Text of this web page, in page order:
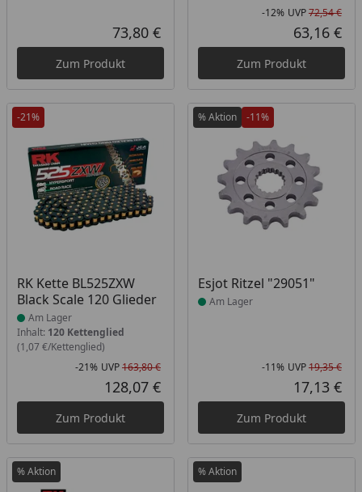
Aktueller Preis
73,80 €
Zum Produkt
-12% UVP72,54 €
63,16 €
Zum Produkt
-21%
RK Kette BL525ZXW
Black Scale 120 Glieder
Produkt am Lager
Am Lager
Inhalt: 120 Kettenglied
(1,07 €/Kettenglied)
Rabatt in Prozent
-21%
Ursprünglicher Preis
UVP163,80 €
Aktueller Preis
128,07 €
Zum Produkt
% Aktion -11%
Esjot Ritzel "29051"
Produkt am Lager
Am Lager
-11% UVP19,35 €
17,13 €
Zum Produkt
% Aktion % Aktion